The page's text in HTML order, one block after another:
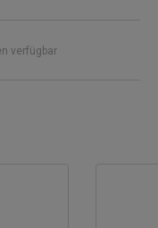
verfügbar